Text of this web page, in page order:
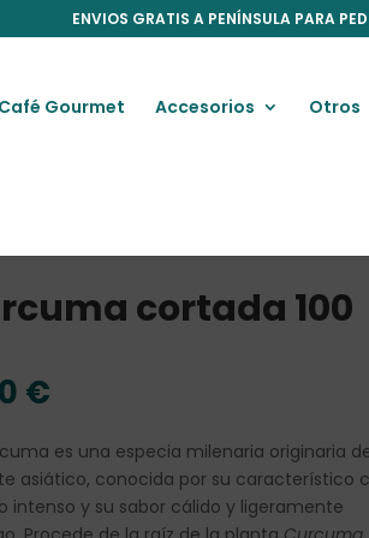
ENVIOS GRATIS A PENÍNSULA PARA
Café Gourmet Accesorios Otros
cortada 100
€
es una especia milenaria originaria
asiático, conocida por su característico
intenso y su sabor cálido y ligeramente